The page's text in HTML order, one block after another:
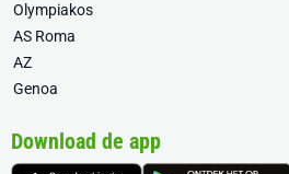
Olympiakos
AS Roma
AZ
Genoa
Download de app